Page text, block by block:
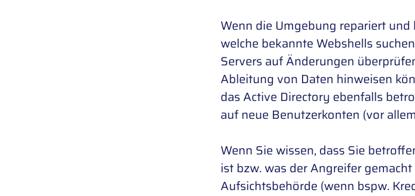
Wenn die Umgebung repariert
welche bekannte Webshells
Servers auf Änderungen
Ableitung von Daten hinweisen
das Active Directory ebenfalls
auf neue Benutzerkonten (vor
Wenn Sie wissen, dass Sie
ist bzw. was der Angreifer
Aufsichtsbehörde (wenn bspw.